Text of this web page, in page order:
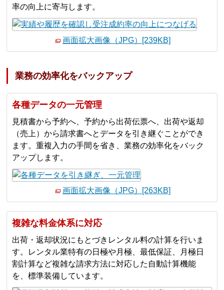
率の向上に寄与します。
画面拡大画像（JPG）[239KB]
業務の効率化をバックアップ
各種データの一元管理
見積書から予約へ、予約から出荷伝票へ、出荷や返却
（売上）から請求書へとデータを引き継ぐことができ
ます。重複入力の手間を省き、業務の効率化をバック
アップします。
画面拡大画像（JPG）[263KB]
複雑な料金体系に対応
出荷・返却状況にもとづきレンタル料の計算を行いま
す。レンタル業特有の日極や月極、最低保証、月極日
割計算など複雑な請求方法に対応した自動計算機能
を、標準装備しています。